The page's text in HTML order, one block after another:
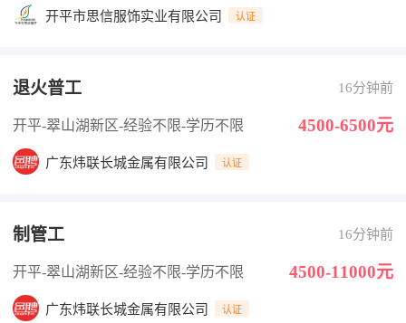
开平市思信服饰实业有限公司 认证
退火普工 16分钟前
开平-翠山湖新区-经验不限-学历不限 4500-6500元
广东炜联长城金属有限公司 认证
制管工 16分钟前
开平-翠山湖新区-经验不限-学历不限 4500-11000元
广东炜联长城金属有限公司 认证